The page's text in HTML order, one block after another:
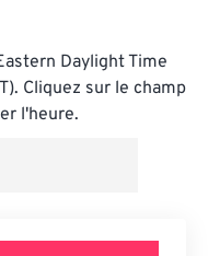
Daylight Time
Cliquez sur le champ
l'heure.